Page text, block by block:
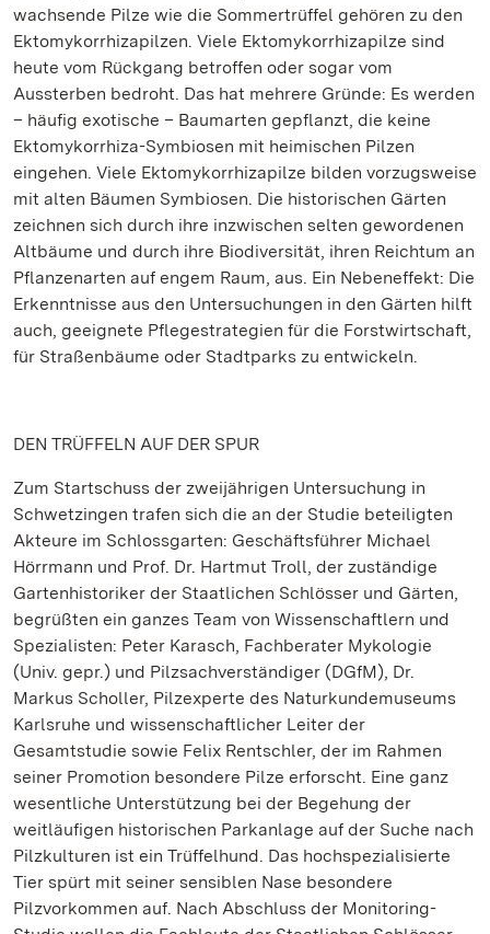
wachsende Pilze wie die Sommertrüffel gehören zu den
Ektomykorrhizapilzen. Viele Ektomykorrhizapilze sind
heute vom Rückgang betroffen oder sogar vom
Aussterben bedroht. Das hat mehrere Gründe: Es werden
– häufig exotische – Baumarten gepflanzt, die keine
Ektomykorrhiza-Symbiosen mit heimischen Pilzen
eingehen. Viele Ektomykorrhizapilze bilden vorzugsweise
mit alten Bäumen Symbiosen. Die historischen Gärten
zeichnen sich durch ihre inzwischen selten gewordenen
Altbäume und durch ihre Biodiversität, ihren Reichtum an
Pflanzenarten auf engem Raum, aus. Ein Nebeneffekt: Die
Erkenntnisse aus den Untersuchungen in den Gärten hilft
auch, geeignete Pflegestrategien für die Forstwirtschaft,
für Straßenbäume oder Stadtparks zu entwickeln.
DEN TRÜFFELN AUF DER SPUR
Zum Startschuss der zweijährigen Untersuchung in
Schwetzingen trafen sich die an der Studie beteiligten
Akteure im Schlossgarten: Geschäftsführer Michael
Hörrmann und Prof. Dr. Hartmut Troll, der zuständige
Gartenhistoriker der Staatlichen Schlösser und Gärten,
begrüßten ein ganzes Team von Wissenschaftlern und
Spezialisten: Peter Karasch, Fachberater Mykologie
(Univ. gepr.) und Pilzsachverständiger (DGfM), Dr.
Markus Scholler, Pilzexperte des Naturkundemuseums
Karlsruhe und wissenschaftlicher Leiter der
Gesamtstudie sowie Felix Rentschler, der im Rahmen
seiner Promotion besondere Pilze erforscht. Eine ganz
wesentliche Unterstützung bei der Begehung der
weitläufigen historischen Parkanlage auf der Suche nach
Pilzkulturen ist ein Trüffelhund. Das hochspezialisierte
Tier spürt mit seiner sensiblen Nase besondere
Pilzvorkommen auf. Nach Abschluss der Monitoring-